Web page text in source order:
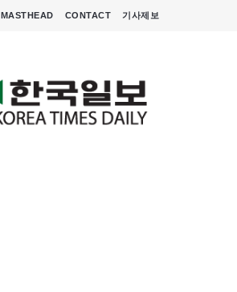
MASTHEAD CONTACT 기사제보